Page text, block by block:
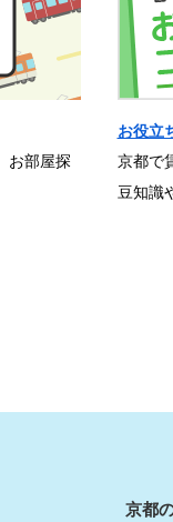
お部屋探
お役立
京都で
豆知識
京都